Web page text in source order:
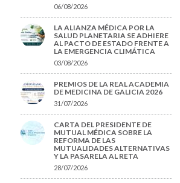
06/08/2026
LA ALIANZA MÉDICA POR LA
SALUD PLANETARIA SE ADHIERE
AL PACTO DE ESTADO FRENTE A
LA EMERGENCIA CLIMÁTICA
03/08/2026
PREMIOS DE LA REAL ACADEMIA
DE MEDICINA DE GALICIA 2026
31/07/2026
CARTA DEL PRESIDENTE DE
MUTUAL MÉDICA SOBRE LA
REFORMA DE LAS
MUTUALIDADES ALTERNATIVAS
Y LA PASARELA AL RETA
28/07/2026